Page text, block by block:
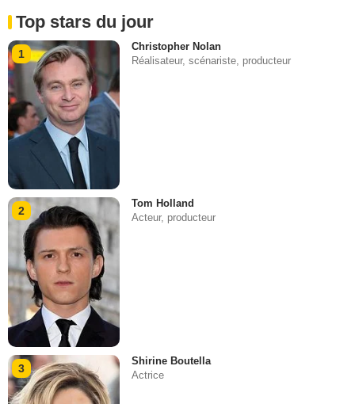
Top stars du jour
1
Christopher Nolan
Réalisateur, scénariste, producteur
2
Tom Holland
Acteur, producteur
3
Shirine Boutella
Actrice